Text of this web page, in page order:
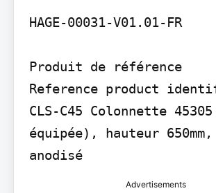
HAGE-00031-V01.01-FR
Produit de référence
Reference product
CLS-C45 Colonnette
équipée), hauteur 650mm,
anodisé
Advertisements